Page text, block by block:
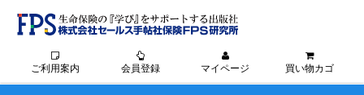
ご利用案内 会員登録 マイページ 買い物カゴ